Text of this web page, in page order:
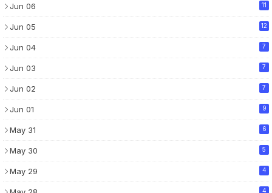
Jun 06 11
Jun 05 12
Jun 04 7
Jun 03 7
Jun 02 7
Jun 01 9
May 31 6
May 30 5
May 29 4
4